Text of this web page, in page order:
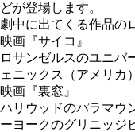
どが登場します。
劇中に出てくる作品の
映画『サイコ』
ロサンゼルスのユニバ
ェニックス（アメリカ）
映画『裏窓』
ハリウッドのパラマウ
ーヨークのグリニッジ